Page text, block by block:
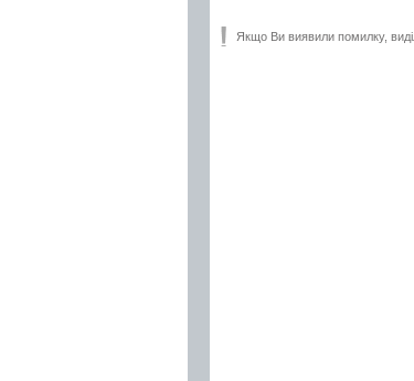
Якщо Ви виявили помилку,